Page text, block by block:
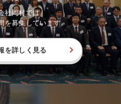
社岡村では
を募集しています。
を詳しく見る